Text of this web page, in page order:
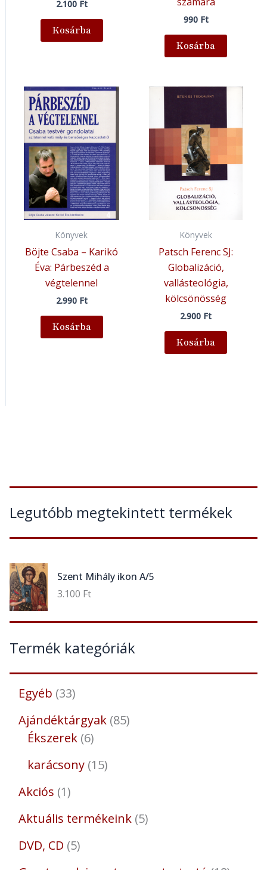
Legutóbb megtekintett termékek
Szent Mihály ikon A/5
3.100 Ft
Termék kategóriák
Egyéb 33
Ajándéktárgyak 85
Ékszerek 6
karácsony 15
Akciós 1
Aktuális termékeink 5
DVD, CD 5
2.100 Ft
Kosárba
990 Ft
Kosárba
Könyvek
Böjte Csaba – Karikó
Éva: Párbeszéd a
végtelennel
2.990 Ft
Kosárba
Könyvek
Patsch Ferenc SJ:
Globalizáció,
vallásteológia,
kölcsönösség
2.900 Ft
Kosárba